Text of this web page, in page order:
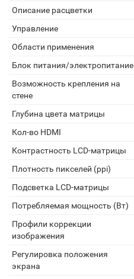
Описание расцветки
Управление
Области применения
Блок питания/электропитание
Возможность крепления на
стене
Глубина цвета матрицы
Кол-во HDMI
Контрастность LCD-матрицы
Плотность пикселей (ppi)
Подсветка LCD-матрицы
Потребляемая мощность (Вт)
Профили коррекции
изображения
Регулировка положения
экрана